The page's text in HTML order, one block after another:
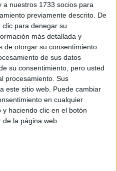
a nuestros 1733 socios para
previamente descrito. De
para denegar su
más detallada y
de otorgar su consentimiento.
de sus datos
su consentimiento, pero usted
procesamiento. Sus
este sitio web. Puede cambiar
en cualquier
haciendo clic en el botón
de la página web.